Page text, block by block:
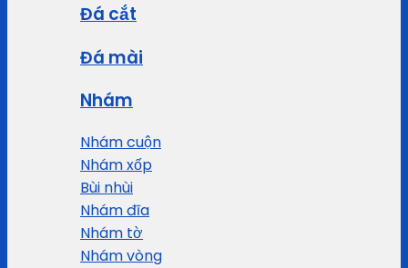
Đá cắt
Đá mài
Nhám
Nhám cuộn
Nhám xốp
Bùi nhùi
Nhám đĩa
Nhám tờ
Nhám vòng